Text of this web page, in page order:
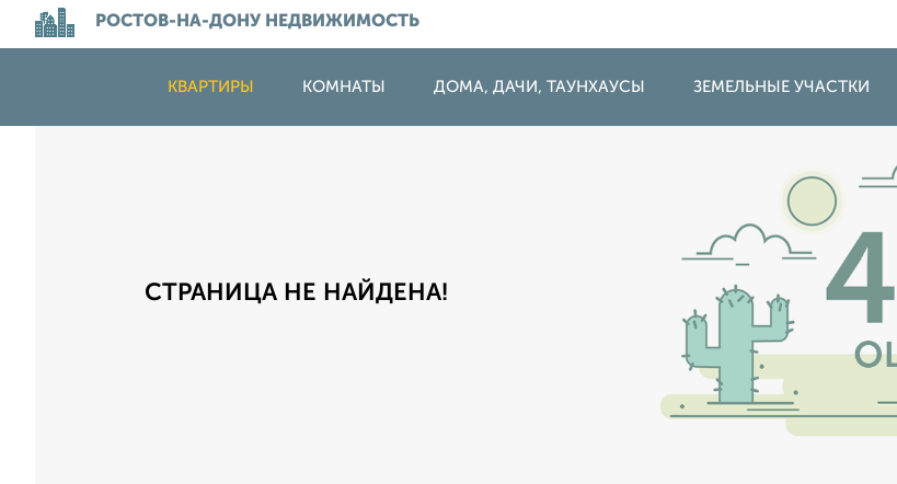
РОСТОВ-НА-ДОНУ НЕДВИЖИМОСТЬ
КВАРТИРЫ КОМНАТЫ ДОМА, ДАЧИ, ТАУНХАУСЫ ЗЕМЕЛЬНЫЕ УЧАСТКИ
СТРАНИЦА НЕ НАЙДЕНА!